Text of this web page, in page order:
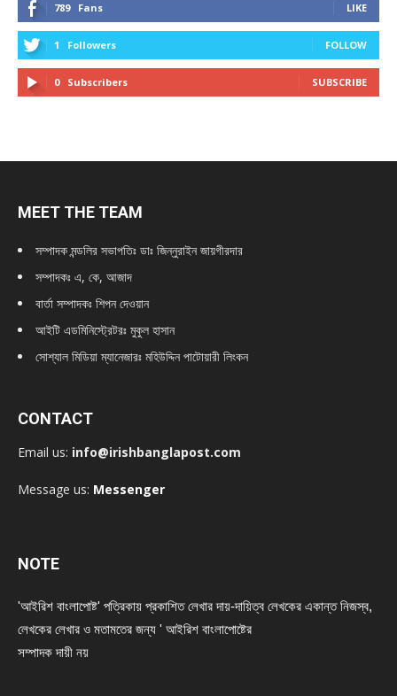
789 Fans LIKE
1 Followers FOLLOW
0 Subscribers SUBSCRIBE
MEET THE TEAM
সম্পাদক মন্ডলির সভাপতিঃ ডাঃ জিন্নুরাইন জায়গীরদার
সম্পাদকঃ এ, কে, আজাদ
বার্তা সম্পাদকঃ শিপন দেওয়ান
আইটি এডমিনিস্ট্রেটরঃ মুকুল হাসান
সোশ্যাল মিডিয়া ম্যানেজারঃ মহিউদ্দিন পাটোয়ারী লিংকন
CONTACT
Email us: info@irishbanglapost.com
Message us: Messenger
NOTE
'আইরিশ বাংলাপোষ্ট' পত্রিকায় প্রকাশিত লেখার দায়-দায়িত্ব লেখকের একান্ত নিজস্ব,
লেখকের লেখার ও মতামতের জন্য ' আইরিশ বাংলাপোষ্টের
সম্পাদক দায়ী নয়